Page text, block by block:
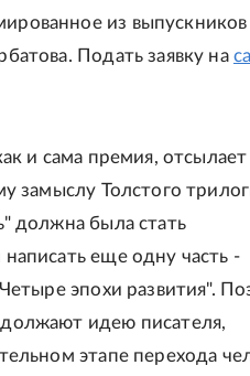
из выпускников
Подать заявку на
и сама премия, отсылает
замыслу Толстого
должна была стать
еще одну часть -
эпохи развития".
идею писателя,
этапе перехода